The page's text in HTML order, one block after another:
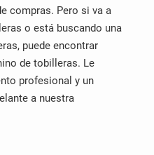
compras. Pero si va a
o está buscando una
puede encontrar
de tobilleras. Le
profesional y un
a nuestra